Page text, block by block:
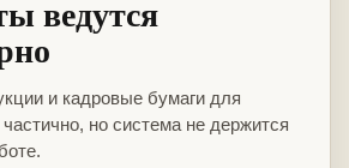
ведутся
и кадровые бумаги для
но система не держится